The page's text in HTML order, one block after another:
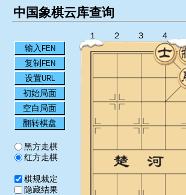
中国象棋云库查询
输入FEN
复制FEN
设置URL
初始局面
空白局面
翻转棋盘
黑方走棋
红方走棋
棋规裁定
隐藏结果
１ ２ ３ ４